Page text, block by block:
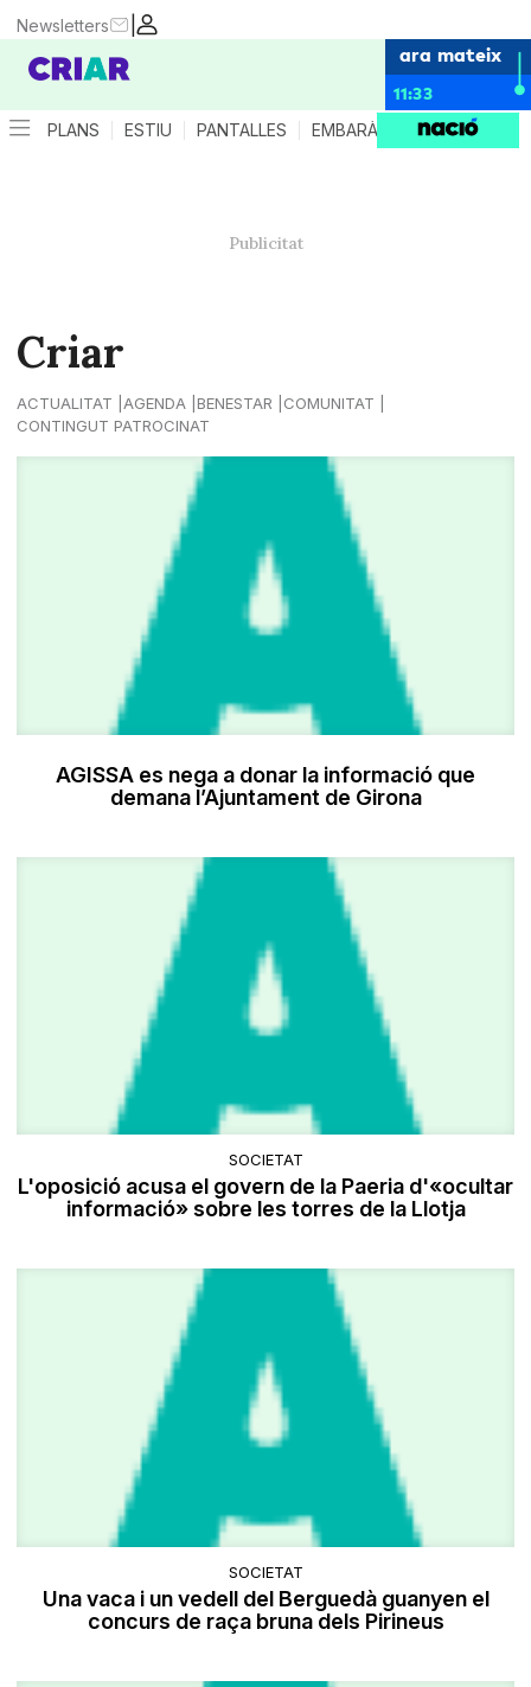
|
Newsletters
ara mateix
11:33
PLANS ESTIU PANTALLES EMBARÀS CRIANÇA
Criar
ACTUALITAT AGENDA BENESTAR
COMUNITAT
CONTINGUT PATROCINAT
AGISSA es nega a donar la informació que
demana l’Ajuntament de Girona
SOCIETAT
L'oposició acusa el govern de la Paeria d'«ocultar
informació» sobre les torres de la Llotja
SOCIETAT
Una vaca i un vedell del Berguedà guanyen el
concurs de raça bruna dels Pirineus